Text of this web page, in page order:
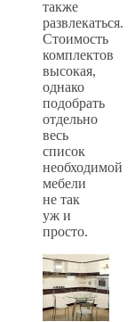
также
развлекаться.
Стоимость
комплектов
высокая,
однако
подобрать
отдельно
весь
список
необходимой
мебели
не так
уж и
просто.